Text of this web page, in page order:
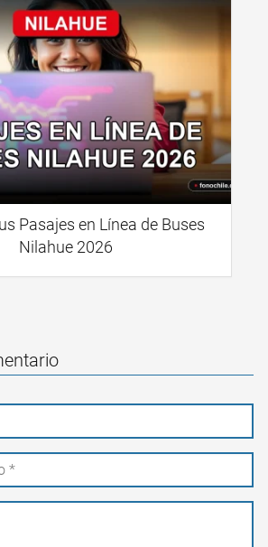
Pasajes en Línea de Buses
Nilahue 2026